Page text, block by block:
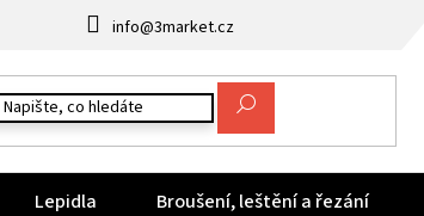
info@3market.cz
Lepidla Broušení, leštění a řezání